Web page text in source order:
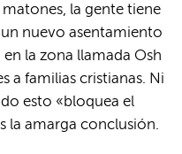
la gente tiene
nuevo asentamiento
en la zona llamada Osh
a familias cristianas. Ni
esto «bloquea el
la amarga conclusión.